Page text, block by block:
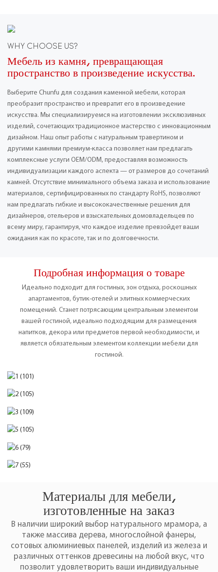
WHY CHOOSE US?
Мебель из камня, превращающая
пространство в произведение искусства.
Выберите Chunfu для создания каменной мебели, которая
преобразит пространство и превратит его в произведение
искусства. Мы специализируемся на изготовлении эксклюзивных
изделий, сочетающих традиционное мастерство с инновационным
дизайном. Наш опыт работы с натуральным травертином и
другими камнями премиум-класса позволяет нам предлагать
комплексные услуги OEM/ODM, предоставляя возможность
индивидуализации каждого аспекта — от размеров до сочетаний
камней. Отсутствие минимального объема заказа и использование
материалов, сертифицированных по стандарту RoHS, позволяют
нам предлагать гибкие и высококачественные решения для
дизайнеров, отельеров и взыскательных домовладельцев по
всему миру, гарантируя, что каждое изделие превзойдет ваши
ожидания как по красоте, так и по долговечности.
Подробная информация о товаре
Идеально подходит для гостиных, зон отдыха, роскошных
апартаментов, бутик-отелей и элитных коммерческих
помещений. Станет потрясающим центральным элементом
вашей гостиной, идеально подходящим для размещения
напитков, декора или предметов первой необходимости, и
является обязательным элементом коллекции мебели для
гостиной.
Материалы для мебели,
изготовленные на заказ
В наличии широкий выбор натурального мрамора, а
также массива дерева, многослойной фанеры,
сотовых алюминиевых панелей, изделий из железа и
различных оттенков древесины на любой вкус, что
позволит удовлетворить ваши индивидуальные